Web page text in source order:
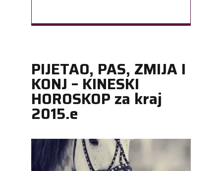
PIJETAO, PAS, ZMIJA I
KONJ – KINESKI
HOROSKOP za kraj
2015.e